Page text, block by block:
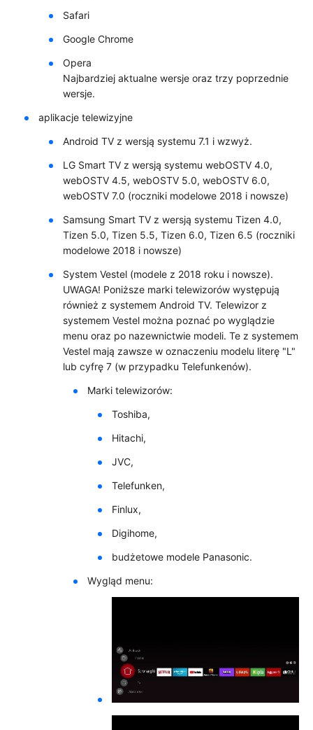
Safari
Google Chrome
Opera
Najbardziej aktualne wersje oraz trzy poprzednie
wersje.
aplikacje telewizyjne
Android TV z wersją systemu 7.1 i wzwyż.
LG Smart TV z wersją systemu webOSTV 4.0,
webOSTV 4.5, webOSTV 5.0, webOSTV 6.0,
webOSTV 7.0 (roczniki modelowe 2018 i nowsze)
Samsung Smart TV z wersją systemu Tizen 4.0,
Tizen 5.0, Tizen 5.5, Tizen 6.0, Tizen 6.5 (roczniki
modelowe 2018 i nowsze)
System Vestel (modele z 2018 roku i nowsze).
UWAGA! Poniższe marki telewizorów występują
również z systemem Android TV. Telewizor z
systemem Vestel można poznać po wyglądzie
menu oraz po nazewnictwie modeli. Te z systemem
Vestel mają zawsze w oznaczeniu modelu literę "L"
lub cyfrę 7 (w przypadku Telefunkenów).
Marki telewizorów:
Toshiba,
Hitachi,
JVC,
Telefunken,
Finlux,
Digihome,
budżetowe modele Panasonic.
Wygląd menu: